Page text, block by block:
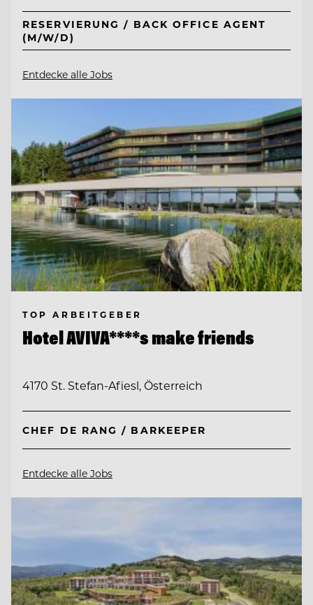
RESERVIERUNG / BACK OFFICE AGENT
(M/W/D)
Entdecke alle Jobs
TOP ARBEITGEBER
Hotel AVIVA****s make friends
4170 St. Stefan-Afiesl, Österreich
CHEF DE RANG / BARKEEPER
Entdecke alle Jobs